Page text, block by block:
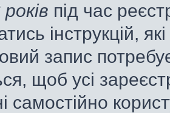
під час
інструкцій,
запис
щоб усі
самостійно